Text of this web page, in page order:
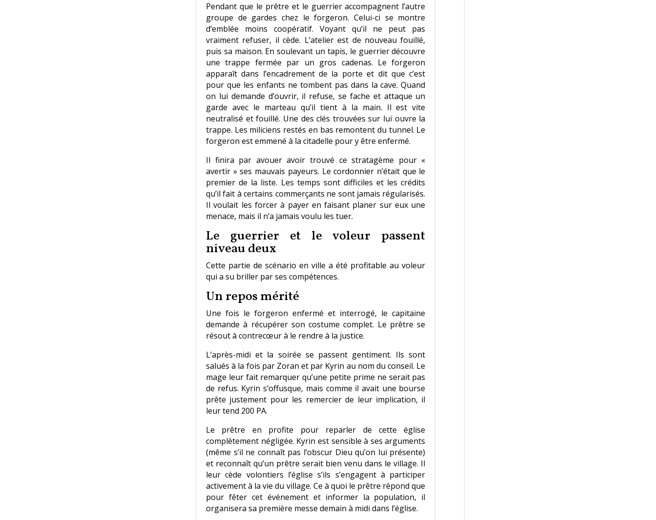
Pendant que le prêtre et le guerrier accompagnent l’autre
groupe de gardes chez le forgeron. Celui-ci se montre
d’emblée moins coopératif. Voyant qu’il ne peut pas
vraiment refuser, il cède. L’atelier est de nouveau fouillé,
puis sa maison. En soulevant un tapis, le guerrier découvre
une trappe fermée par un gros cadenas. Le forgeron
apparaît dans l’encadrement de la porte et dit que c’est
pour que les enfants ne tombent pas dans la cave. Quand
on lui demande d’ouvrir, il refuse, se fache et attaque un
garde avec le marteau qu’il tient à la main. Il est vite
neutralisé et fouillé. Une des clés trouvées sur lui ouvre la
trappe. Les miliciens restés en bas remontent du tunnel. Le
forgeron est emmené à la citadelle pour y être enfermé.
Il finira par avouer avoir trouvé ce stratagème pour «
avertir » ses mauvais payeurs. Le cordonnier n’était que le
premier de la liste. Les temps sont difficiles et les crédits
qu’il fait à certains commerçants ne sont jamais régularisés.
Il voulait les forcer à payer en faisant planer sur eux une
menace, mais il n’a jamais voulu les tuer.
Le guerrier et le voleur passent
niveau deux
Cette partie de scénario en ville a été profitable au voleur
qui a su briller par ses compétences.
Un repos mérité
Une fois le forgeron enfermé et interrogé, le capitaine
demande à récupérer son costume complet. Le prêtre se
résout à contrecœur à le rendre à la justice.
L’après-midi et la soirée se passent gentiment. Ils sont
salués à la fois par Zoran et par Kyrin au nom du conseil. Le
mage leur fait remarquer qu’une petite prime ne serait pas
de refus. Kyrin s’offusque, mais comme il avait une bourse
prête justement pour les remercier de leur implication, il
leur tend 200 PA.
Le prêtre en profite pour reparler de cette église
complètement négligée. Kyrin est sensible à ses arguments
(même s’il ne connaît pas l’obscur Dieu qu’on lui présente)
et reconnaît qu’un prêtre serait bien venu dans le village. Il
leur cède volontiers l’église s’ils s’engagent à participer
activement à la vie du village. Ce à quoi le prêtre répond que
pour fêter cet événement et informer la population, il
organisera sa première messe demain à midi dans l’église.